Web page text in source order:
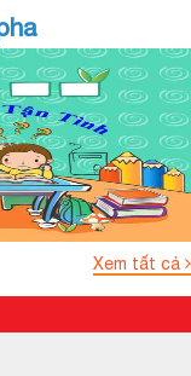
Xem tất cả